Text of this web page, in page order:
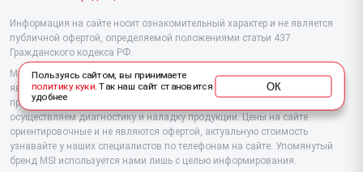
Информация на сайте носит ознакомительный характер и не является
публичной офертой, определяемой положениями статьи 437
Гражданского кодекса РФ.
Мы специализируемся на обслуживании и ремонте техники MSI, но не
являемся их официальным представителем. Предоставляем
профессиональные услуги после истечения гарантии, а также
осуществляем диагностику и наладку продукции. Цены на сайте
ориентировочные и не являются офертой, актуальную стоимость
узнавайте у наших специалистов по телефонам на сайте. Упомянутый
бренд MSI используется нами лишь с целью информирования.
Пользуясь сайтом, вы принимаете
политику куки. Так наш сайт становится
удобнее
ОК